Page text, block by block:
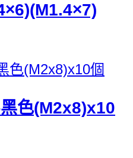
色(M2x8)x10